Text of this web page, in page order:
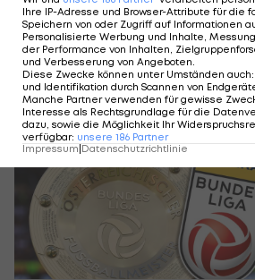
Zwarakonferenz
Mehr zum Thema
Ihre IP-Adresse und Browser-Attribute für die
Speichern von oder Zugriff auf Informationen
Personalisierte Werbung und Inhalte,
der Performance von Inhalten,
und Verbesserung von Angeboten
Diese Zwecke können unter Umständen auch:
und Identifikation durch Scannen von
Manche Partner verwenden für gewisse
Interesse als Rechtsgrundlage für die
dazu, sowie die Möglichkeit Ihr
verfügbar: unsere 186 Partner
Impressum|Datenschutzrichtlinie